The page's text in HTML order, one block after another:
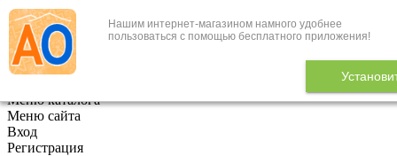
Нашим интернет-магазином намного удобнее
пользоваться с помощью бесплатного приложения!
+7 (495) 646-888-1
В корзине 0
Меню каталога
Меню сайта
Вход
Регистрация